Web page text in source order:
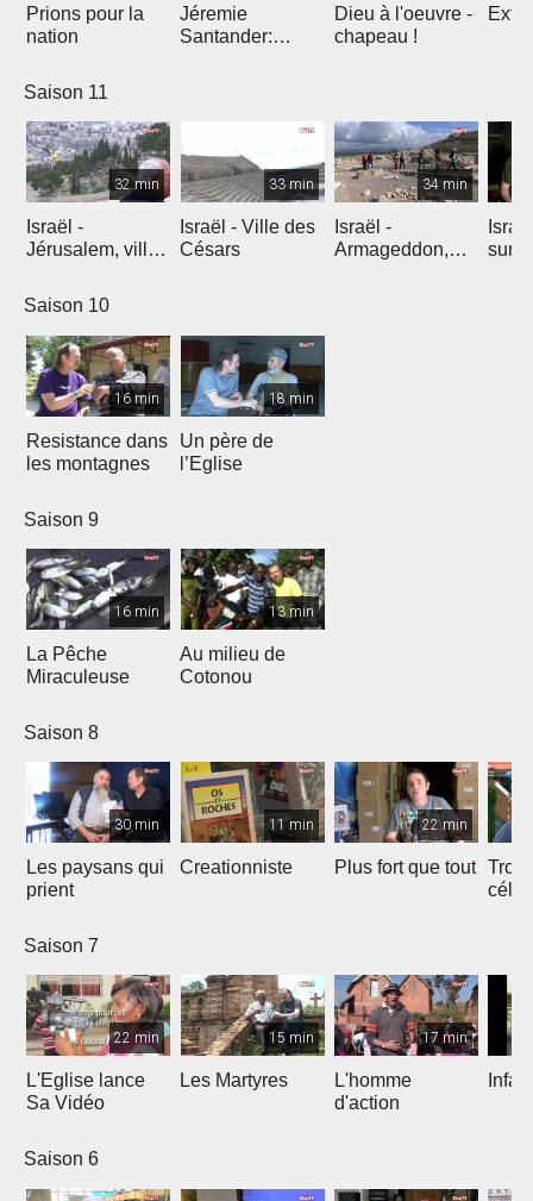
Prions pour la
nation
Jéremie
Santander:
Dieu à l'oeuvre -
chapeau !
Saison 11
32 min
Israël -
Jérusalem, ville
33 min
Israël - Ville des
Césars
34 min
Israël -
Armageddon,
sur
Saison 10
16 min
Resistance dans
les montagnes
18 min
Un père de
l’Eglise
Saison 9
16 min
La Pêche
Miraculeuse
13 min
Au milieu de
Cotonou
Saison 8
30 min
Les paysans qui
prient
11 min
Creationniste
22 min
Plus fort que tout
Saison 7
22 min
L'Eglise lance
Sa Vidéo
15 min
Les Martyres
17 min
L'homme
d'action
Saison 6